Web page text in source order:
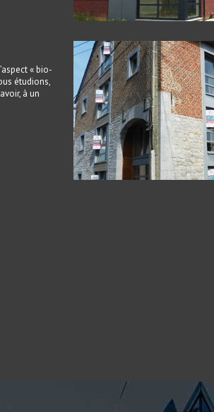
« bio-
étudions,
à un